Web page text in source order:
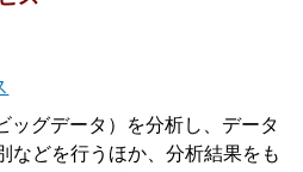
ッグデータ）を分析し、データ
などを行うほか、分析結果をも